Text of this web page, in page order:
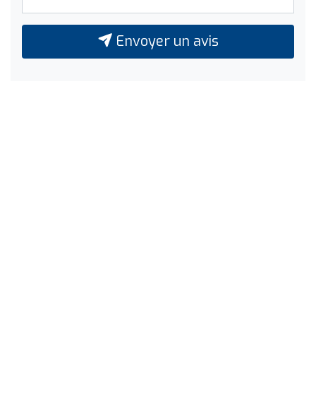
Envoyer un avis